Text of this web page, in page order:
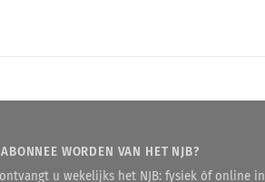
WORDEN VAN HET NJB?
u wekelijks het NJB: fysiek óf online